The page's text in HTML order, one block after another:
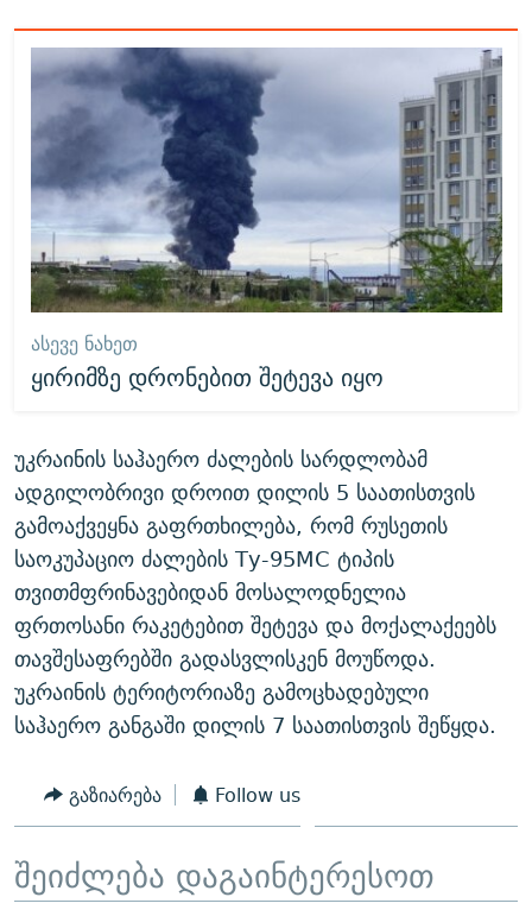
ᲐᲡᲔᲕᲔ ᲜᲐᲮᲔᲗ
ყირიმზე დრონებით შეტევა იყო
უკრაინის საჰაერო ძალების სარდლობამ
ადგილობრივი დროით დილის 5 საათისთვის
გამოაქვეყნა გაფრთხილება, რომ რუსეთის
საოკუპაციო ძალების Ту-95МС ტიპის
თვითმფრინავებიდან მოსალოდნელია
ფრთოსანი რაკეტებით შეტევა და მოქალაქეებს
თავშესაფრებში გადასვლისკენ მოუწოდა.
უკრაინის ტერიტორიაზე გამოცხადებული
საჰაერო განგაში დილის 7 საათისთვის შეწყდა.
გაზიარება Follow us
შეიძლება დაგაინტერესოთ